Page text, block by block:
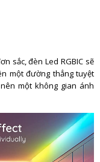
sắc, đèn Led RGBIC sẽ
một đường thẳng tuyệt
một không gian ánh